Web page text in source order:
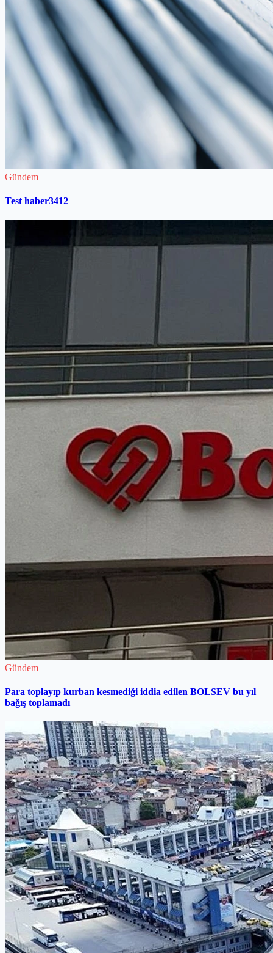
Gündem
Test haber3412
Gündem
Para toplayıp kurban kesmediği iddia edilen BOLSEV bu yıl
bağış toplamadı